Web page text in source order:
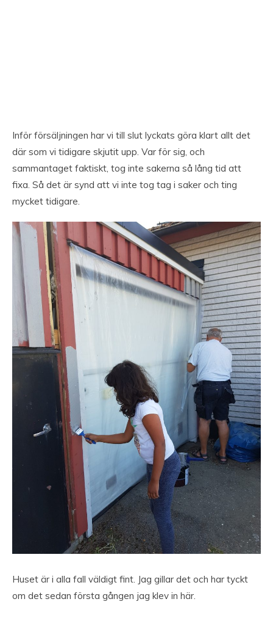
Inför försäljningen har vi till slut lyckats göra klart allt det
där som vi tidigare skjutit upp. Var för sig, och
sammantaget faktiskt, tog inte sakerna så lång tid att
fixa. Så det är synd att vi inte tog tag i saker och ting
mycket tidigare.
Huset är i alla fall väldigt fint. Jag gillar det och har tyckt
om det sedan första gången jag klev in här.